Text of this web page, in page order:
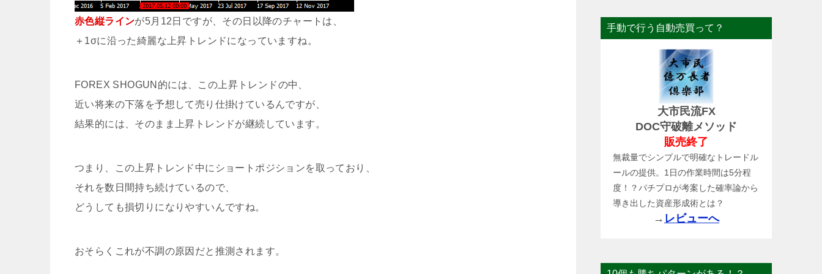
赤色縦ラインが5月12日ですが、その日以降のチャートは、
＋1σに沿った綺麗な上昇トレンドになっていますね。
FOREX SHOGUN的には、この上昇トレンドの中、
近い将来の下落を予想して売り仕掛けているんですが、
結果的には、そのまま上昇トレンドが継続しています。
つまり、この上昇トレンド中にショートポジションを取っており、
それを数日間持ち続けているので、
どうしても損切りになりやすいんですね。
おそらくこれが不調の原因だと推測されます。
手動で行う自動売買って？
大市民流FX
DOC守破離メソッド
販売終了
無裁量でシンプルで明確なトレードル
ールの提供。1日の作業時間は5分程
度！？パチプロが考案した確率論から
導き出した資産形成術とは？
→ レビューへ